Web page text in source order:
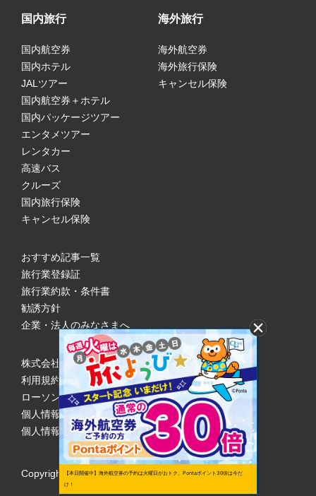
国内旅行
国内航空券
国内ホテル
JALツアー
国内航空券＋ホテル
国内パッケージツアー
エンタメツアー
レンタカー
高速バス
クルーズ
国内旅行保険
キャンセル保険
海外旅行
海外航空券
海外旅行保険
キャンセル保険
おすすめ記事一覧
旅行業登録証
旅行業約款・条件書
勧誘方針
企業・法人のみなさまへ
株式会社ローソンエンタテインメント
利用規約
ローソンWEB会員規約
個人情報の取り扱いについて
個人情報保護方針
Copyright © 1998 Lawson Entertainment, Inc.
【本日開催中】海外航空券の予約は火曜日がおトク。Pontaポイント30倍は今だ
け！